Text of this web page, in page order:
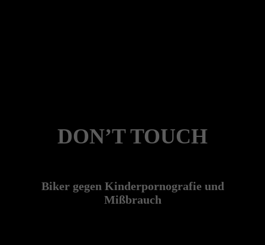
DON’T TOUCH
Biker gegen Kinderpornografie und
Mißbrauch